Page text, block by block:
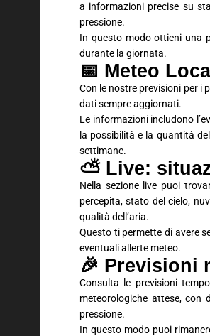
a informazioni precise su
pressione.
In questo modo ottieni una
durante la giornata.
📅 Meteo
Con le nostre previsioni per i
dati sempre aggiornati.
Le informazioni includono
la possibilità e la quantità
settimane.
⛅ Live:
Nella sezione live puoi
percepita, stato del cielo,
qualità dell’aria.
Questo ti permette di avere
eventuali allerte meteo.
🎉 Previsioni
Consulta le previsioni
meteorologiche attese, con
pressione.
In questo modo puoi